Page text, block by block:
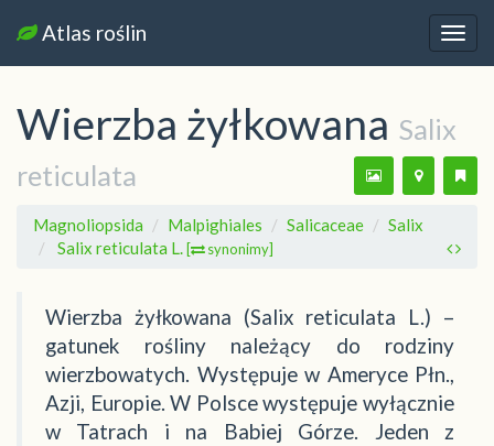
Atlas roślin
Wierzba żyłkowana Salix
reticulata
Magnoliopsida Malpighiales Salicaceae
Salix
Salix reticulata L. [ synonimy]
Wierzba żyłkowana (Salix reticulata L.) –
gatunek rośliny należący do rodziny
wierzbowatych. Występuje w Ameryce Płn.,
Azji, Europie. W Polsce występuje wyłącznie
w Tatrach i na Babiej Górze. Jeden z